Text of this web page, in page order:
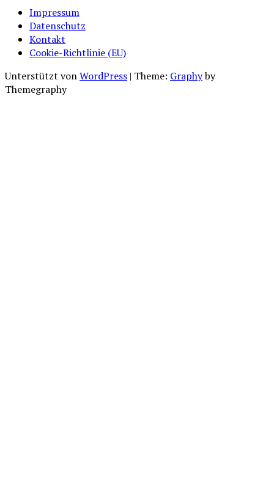
(EU)
Impressum
Datenschutz
Kontakt
Cookie-Richtlinie (EU)
Unterstützt vonWordPress | Theme: Graphyby
Themegraphy